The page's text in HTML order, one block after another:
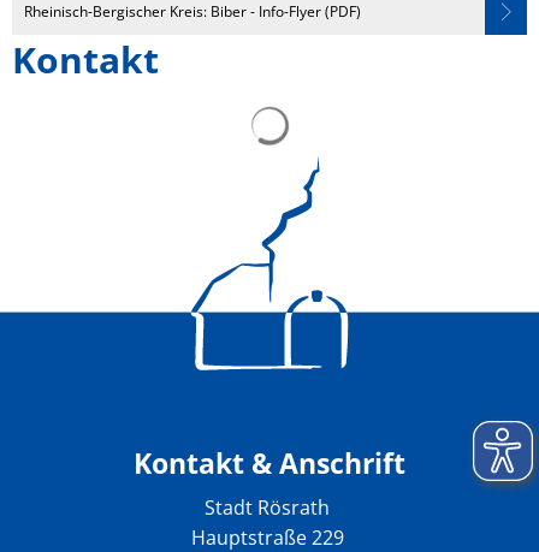
Rheinisch-Bergischer Kreis: Biber - Info-Flyer (PDF)
Kontakt
Kontakt & Anschrift
Stadt Rösrath
Hauptstraße 229